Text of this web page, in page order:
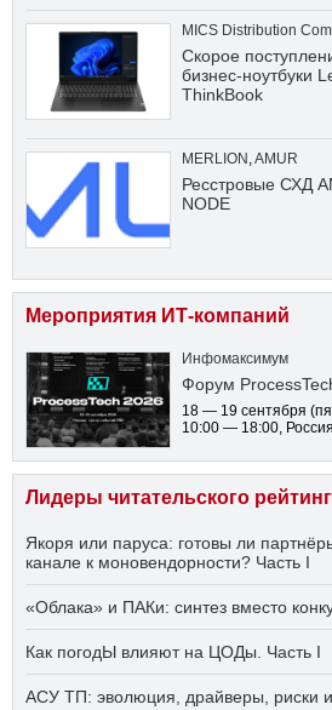
MICS Distribution
Скорое
бизнес-ноутбуки
ThinkBook
MERLION ,AMUR
Ресстровые СХД
NODE
Мероприятия ИТ-компаний
Инфомаксимум
Форум
18 — 19 сентября
10:00 — 18:00,
Лидеры читательского
Якоря или паруса: готовы ли
канале к моновендорности? Часть I
«Облака» и ПАКи: синтез вместо
Как погодЫ влияют на ЦОДы. Часть I
АСУ ТП: эволюция, драйверы, риски